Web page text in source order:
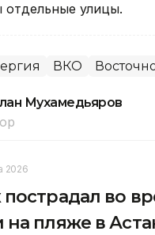
отдельные улицы.
ВКО
Мухамедьяров
2026
во
на пляже в